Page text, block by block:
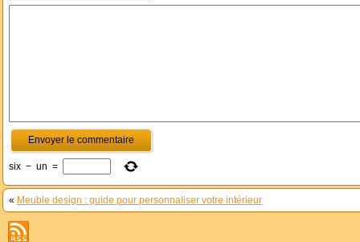
six − un =
« Meuble design : guide pour personnaliser votre intérieur